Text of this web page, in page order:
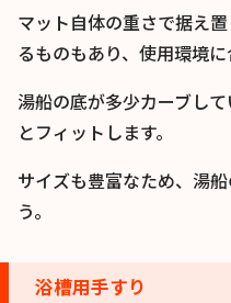
マット自体の重さで据え
るものもあり、使用環境に
湯船の底が多少カーブし
とフィットします。
サイズも豊富なため、湯
う。
浴槽用手すり